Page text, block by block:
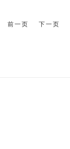
前一页 下一页